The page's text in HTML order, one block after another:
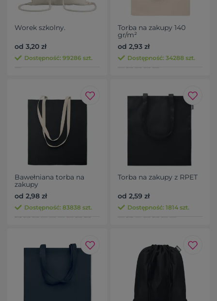
Worek szkolny.
od 3,20 zł
Dostępność: 99286 szt.
Torba na zakupy 140
gr/m²
od 2,93 zł
Dostępność: 34288 szt.
Bawełniana torba na
zakupy
od 2,98 zł
Dostępność: 83838 szt.
Torba na zakupy z RPET
od 2,59 zł
Dostępność: 1814 szt.